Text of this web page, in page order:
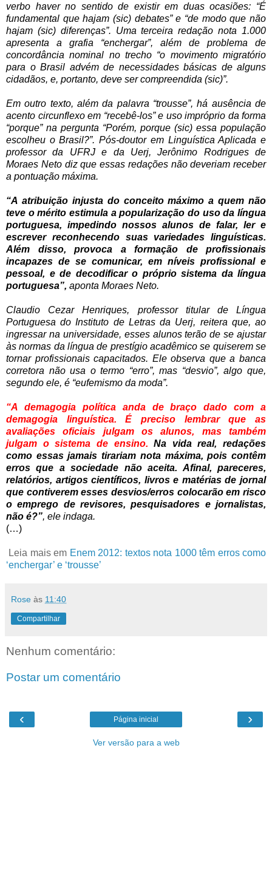
verbo haver no sentido de existir em duas ocasiões: “É
fundamental que hajam (sic) debates” e “de modo que não
hajam (sic) diferenças”. Uma terceira redação nota 1.000
apresenta a grafia “enchergar”, além de problema de
concordância nominal no trecho “o movimento migratório
para o Brasil advém de necessidades básicas de alguns
cidadãos, e, portanto, deve ser compreendida (sic)”.
Em outro texto, além da palavra “trousse”, há ausência de
acento circunflexo em “recebê-los” e uso impróprio da forma
“porque” na pergunta “Porém, porque (sic) essa população
escolheu o Brasil?”.Pós-doutor em Linguística Aplicada e
professor da UFRJ e da Uerj, Jerônimo Rodrigues de
Moraes Neto diz que essas redações não deveriam receber
a pontuação máxima.
“A atribuição injusta do conceito máximo a quem não
teve o mérito estimula a popularização do uso da língua
portuguesa, impedindo nossos alunos de falar, ler e
escrever reconhecendo suas variedades linguísticas.
Além disso, provoca a formação de profissionais
incapazes de se comunicar, em níveis profissional e
pessoal, e de decodificar o próprio sistema da língua
portuguesa”, aponta Moraes Neto.
Claudio Cezar Henriques, professor titular de Língua
Portuguesa do Instituto de Letras da Uerj, reitera que, ao
ingressar na universidade, esses alunos terão de se ajustar
às normas da língua de prestígio acadêmico se quiserem se
tornar profissionais capacitados. Ele observa que a banca
corretora não usa o termo “erro”, mas “desvio”, algo que,
segundo ele, é “eufemismo da moda”.
“A demagogia política anda de braço dado com a
demagogia linguística. É preciso lembrar que as
avaliações oficiais julgam os alunos, mas também
julgam o sistema de ensino.Na vida real, redações
como essas jamais tirariam nota máxima, pois contêm
erros que a sociedade não aceita. Afinal, pareceres,
relatórios, artigos científicos, livros e matérias de jornal
que contiverem esses desvios/erros colocarão em risco
o emprego de revisores, pesquisadores e jornalistas,
não é?”, ele indaga.
(…)
Leia mais em Enem 2012: textos nota 1000 têm erros como
‘enchergar’ e ‘trousse’
Rose às 11:40
Compartilhar
Nenhum comentário:
Postar um comentário
‹ ›
Página inicial
Ver versão para a web